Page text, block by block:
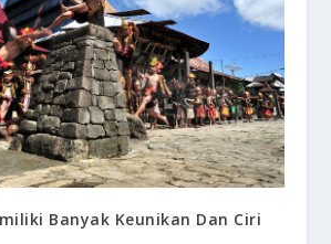
Banyak Keunikan Dan Ciri